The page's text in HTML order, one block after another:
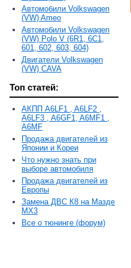
Автомобили Volkswagen
(VW) Ameo
Автомобили Volkswagen
(VW) Polo V (6R1, 6С1,
601, 602, 603, 604)
Двигатели Volkswagen
(VW) CAVA
Топ статей:
АКПП A6LF1 , A6LF2 ,
A6LF3 , A6GF1, A6MF1 ,
A6MF
Продажа двигателей из
Японии и Кореи
Что нужно знать при
выборе автомобиля
Продажа двигателей из
Европы
Замена ДВС К8 на Мазде
MX3
Все о тюнинге (форум)